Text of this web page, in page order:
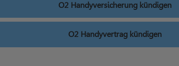
O2 Handyversicherung kündigen
O2 Handyvertrag kündigen